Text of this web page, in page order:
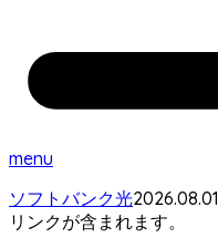
menu
ソフトバンク光2026.08.01
リンクが含まれます。